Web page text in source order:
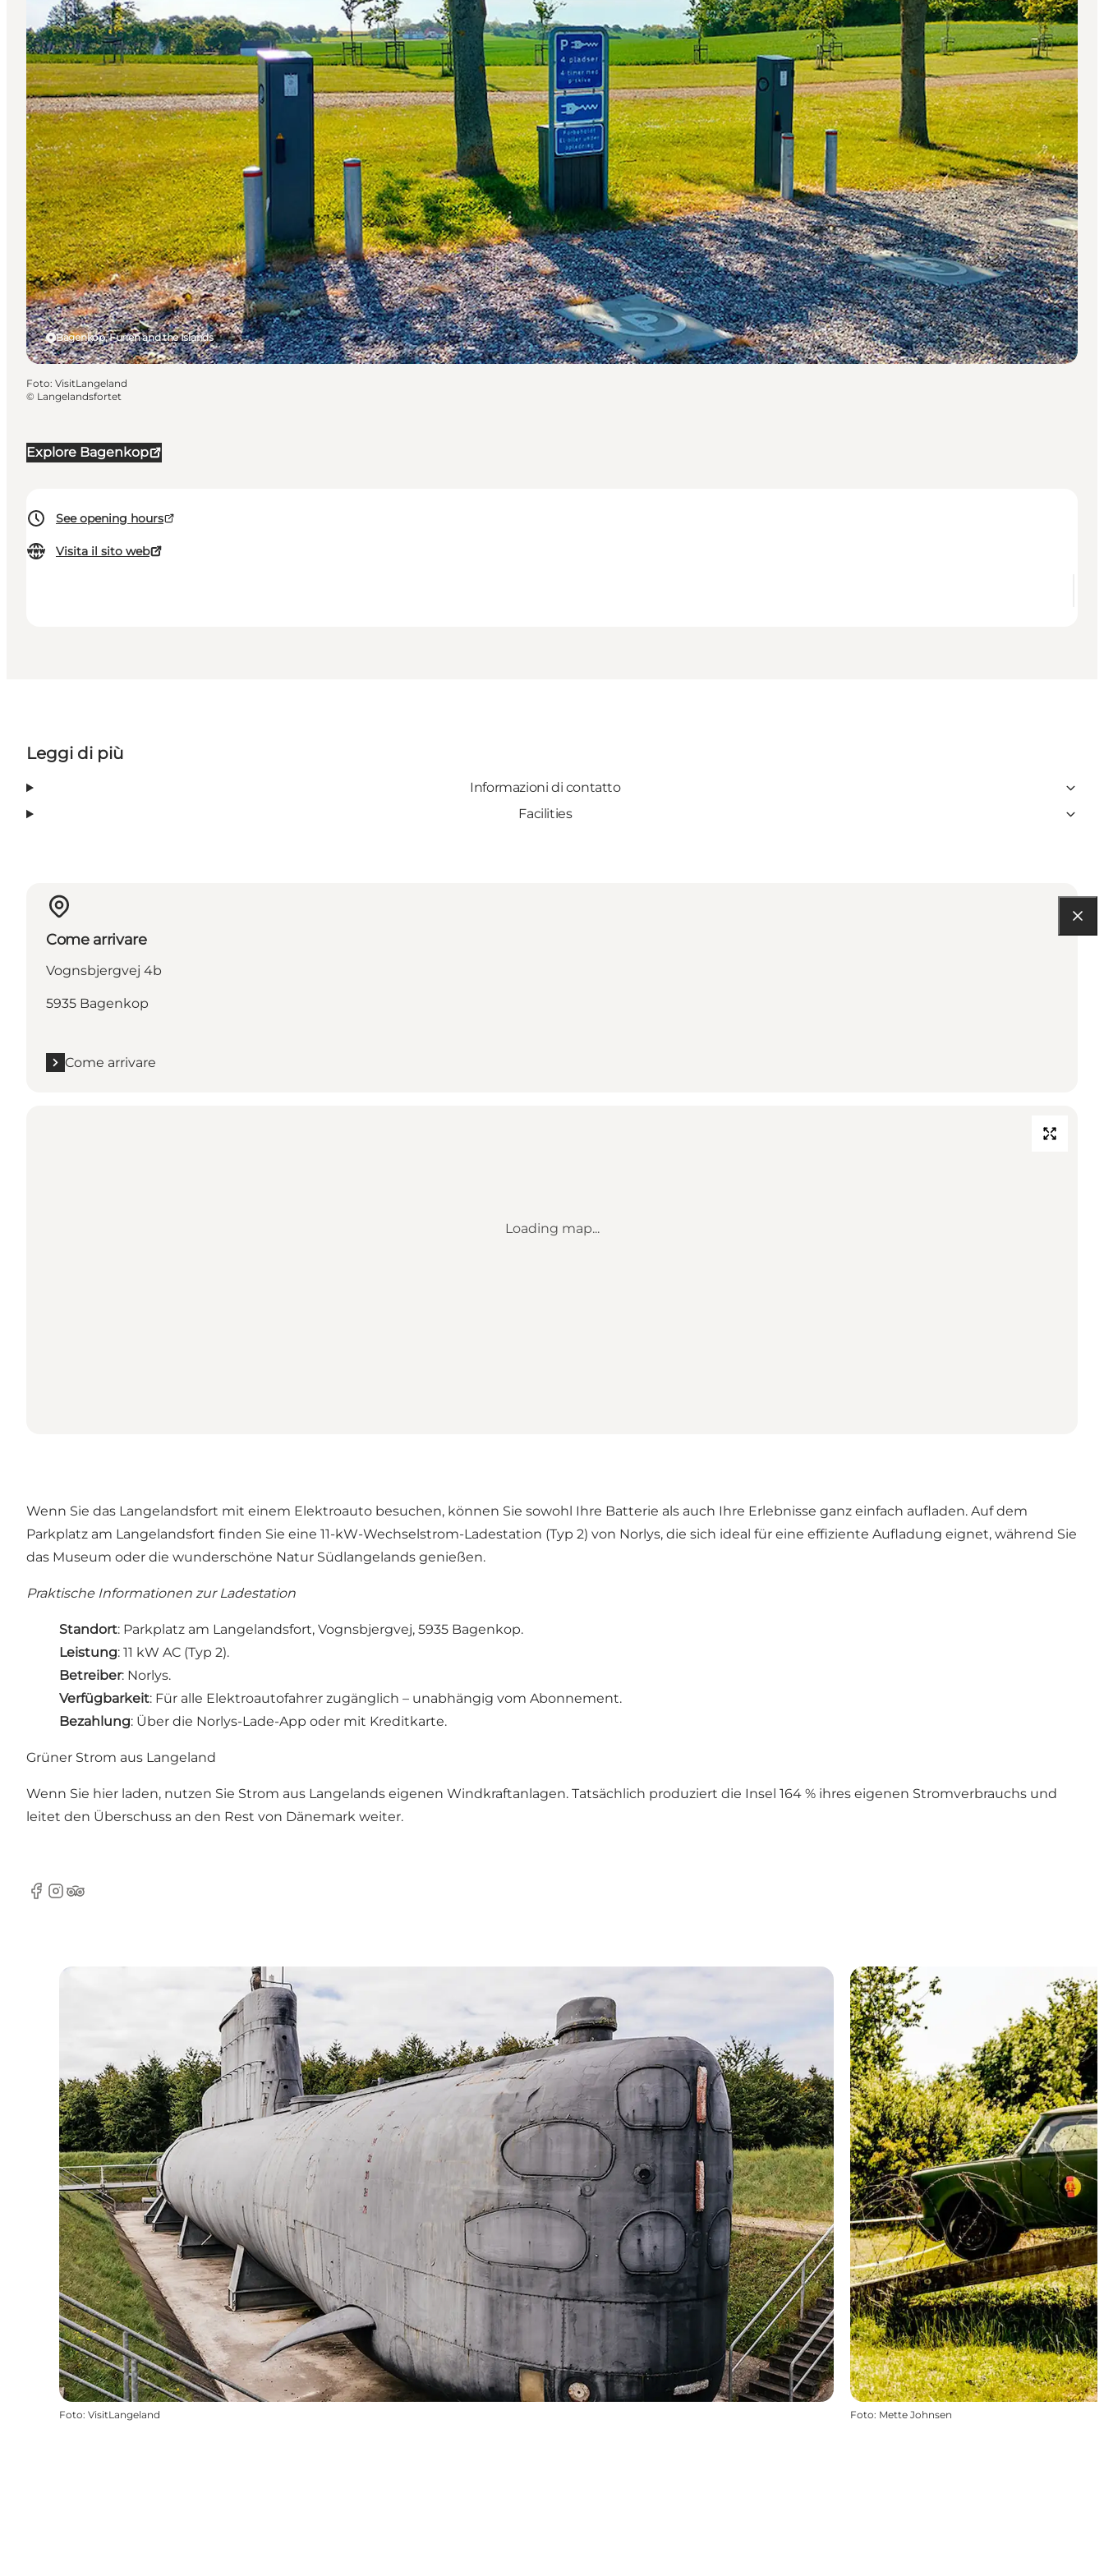
Explore Bagenkop
See opening hours
Visita il sito web
Bagenkop, Funen and the Islands
Foto: VisitLangeland
© Langelandsfortet
Leggi di più
Informazioni di contatto
Facilities
Come arrivare
Vognsbjergvej 4b
5935 Bagenkop
Come arrivare
Loading map...
Wenn Sie das Langelandsfort mit einem Elektroauto besuchen, können Sie sowohl Ihre Batterie als auch Ihre Erlebnisse ganz einfach aufladen. Auf dem
Parkplatz am Langelandsfort finden Sie eine 11-kW-Wechselstrom-Ladestation (Typ 2) von Norlys, die sich ideal für eine effiziente Aufladung eignet, während Sie
das Museum oder die wunderschöne Natur Südlangelands genießen.
Praktische Informationen zur Ladestation
Standort: Parkplatz am Langelandsfort, Vognsbjergvej, 5935 Bagenkop.
Leistung: 11 kW AC (Typ 2).
Betreiber: Norlys.
Verfügbarkeit: Für alle Elektroautofahrer zugänglich – unabhängig vom Abonnement.
Bezahlung: Über die Norlys-Lade-App oder mit Kreditkarte.
Grüner Strom aus Langeland
Wenn Sie hier laden, nutzen Sie Strom aus Langelands eigenen Windkraftanlagen. Tatsächlich produziert die Insel 164 % ihres eigenen Stromverbrauchs und
leitet den Überschuss an den Rest von Dänemark weiter.
Facebook
Instagram
Tripadvisor
Foto: VisitLangeland Foto: Mette Johnsen